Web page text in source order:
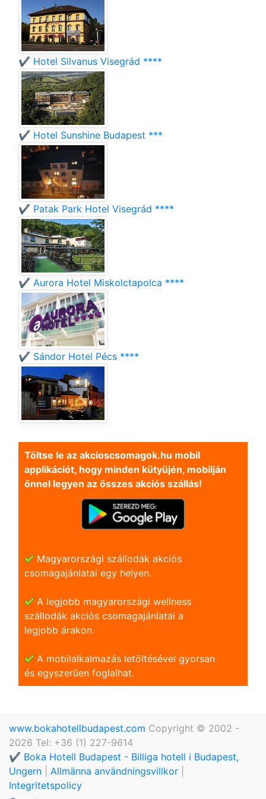
✔️ Hotel Silvanus Visegrád ****
✔️ Hotel Sunshine Budapest ***
✔️ Patak Park Hotel Visegrád ****
✔️ Aurora Hotel Miskolctapolca ****
✔️ Sándor Hotel Pécs ****
Töltse le az akcioscsomagok.hu mobil
applikációt, hogy minden kütyüjén, mobilján
önnel legyen az összes akciós szállás!
Magyarországi szállodák akciós
csomagajánlatai egy helyen.
A legjobb magyarországi wellness
szállodák akciós csomagajánlatai a
legjobb árakon.
A mobilalkalmazás letöltésével gyorsan
és egyszerũen foglalhat.
www.bokahotellbudapest.com Copyright © 2002 -
2026 Tel: +36 (1) 227-9614
✔️ Boka Hotell Budapest - Billiga hotell i Budapest,
Ungern
Allmänna användningsvillkor
Integritetspolicy